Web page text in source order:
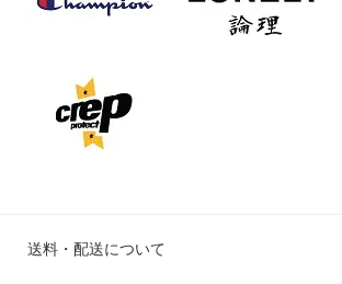
送料・配送について